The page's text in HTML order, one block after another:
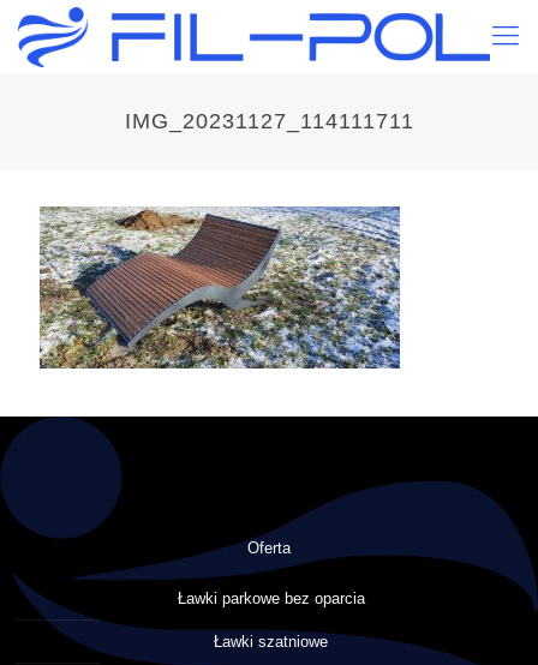
IMG_20231127_114111711
Oferta
Ławki parkowe bez oparcia
Ławki szatniowe